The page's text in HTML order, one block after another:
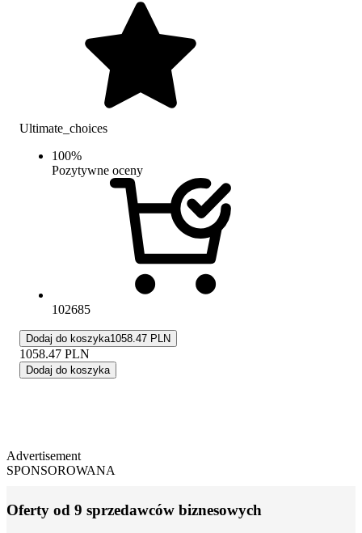
Ultimate_choices
100%
Pozytywne oceny
102685
Dodaj do koszyka1058.47 PLN
1058.47 PLN
Dodaj do koszyka
Advertisement
SPONSOROWANA
Oferty od 9 sprzedawców biznesowych